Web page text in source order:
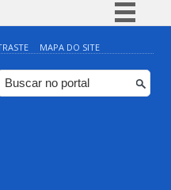
Simplifique!
Comunica BR
Participe
MAPA DO SITE